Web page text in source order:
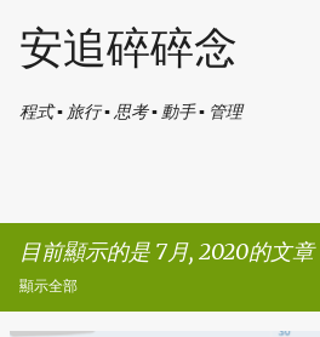
跳到主要內容
安追碎碎念
程式 ▪ 旅行 ▪ 思考 ▪ 動手 ▪ 管理
目前顯示的是 7月, 2020的文章
顯示全部